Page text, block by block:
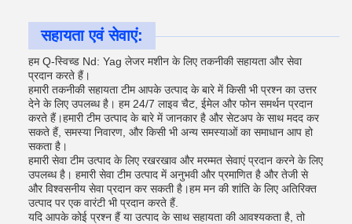
सहायता एवं सेवाएं:
हम Q-स्विच्ड Nd: Yag लेजर मशीन के लिए तकनीकी सहायता और सेवा
प्रदान करते हैं।
हमारी तकनीकी सहायता टीम आपके उत्पाद के बारे में किसी भी प्रश्न का उत्तर
देने के लिए उपलब्ध है। हम 24/7 लाइव चैट, ईमेल और फोन समर्थन प्रदान
करते हैं।हमारी टीम उत्पाद के बारे में जानकार है और सेटअप के साथ मदद कर
सकते हैं, समस्या निवारण, और किसी भी अन्य समस्याओं का समाधान आप हो
सकता है।
हमारी सेवा टीम उत्पाद के लिए रखरखाव और मरम्मत सेवाएं प्रदान करने के लिए
उपलब्ध है। हमारी सेवा टीम उत्पाद में अनुभवी और प्रमाणित है और तेजी से
और विश्वसनीय सेवा प्रदान कर सकती है।हम मन की शांति के लिए अतिरिक्त
उत्पाद पर एक वारंटी भी प्रदान करते हैं.
यदि आपके कोई प्रश्न हैं या उत्पाद के साथ सहायता की आवश्यकता है, तो